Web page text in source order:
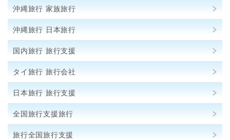
沖縄旅行 家族旅行
沖縄旅行 日本旅行
国内旅行 旅行支援
タイ旅行 旅行会社
日本旅行 旅行支援
全国旅行支援旅行
旅行全国旅行支援